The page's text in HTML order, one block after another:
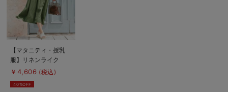
商
品
詳
を
見
る
【マタニティ・授乳
服】リネンライク
3WAYワンピース【出
￥4,606 (税込)
40%OFF